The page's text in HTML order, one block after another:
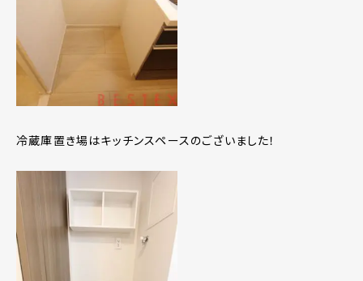
冷蔵庫置き場はキッチンスペースのございました！